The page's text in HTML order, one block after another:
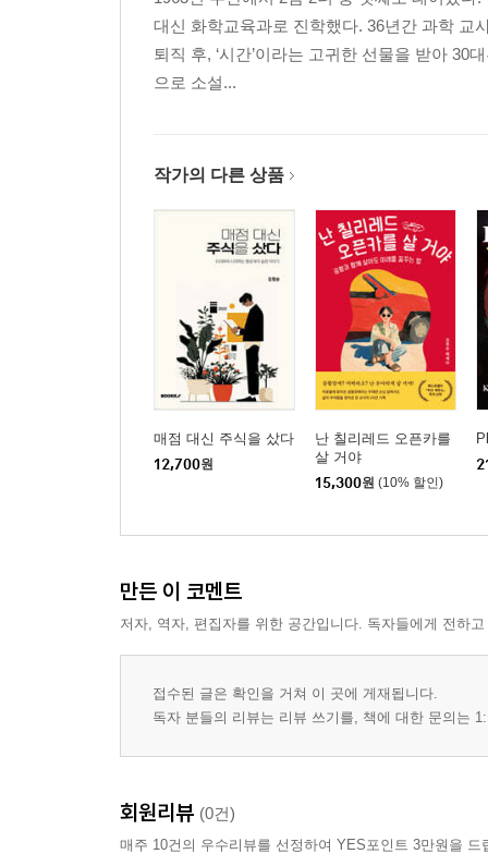
19. 결혼 137
20. 임신 140
*에필로그 (민연희의 변) 143
대신 화학교육과로 진학했다. 36년간 과학 교
퇴직 후, ‘시간’이라는 고귀한 선물을 받아
으로 소설...
작가의 다른 상품
매점 대신 주식을 샀다
12,700원
난 칠리레드 오픈카를
살 거야
15,300원 (10% 할인)
만든 이 코멘트
저자, 역자, 편집자를 위한 공간입니다. 독자들에게 전하
접수된 글은 확인을 거쳐 이 곳에 게재됩니다.
독자 분들의 리뷰는 리뷰 쓰기를, 책에 대한 문의는
회원리뷰 (0건)
매주 10건의 우수리뷰를 선정하여 YES포인트 3만원을 드